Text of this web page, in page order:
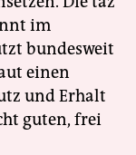
im
bundesweit
einen
und Erhalt
guten, frei